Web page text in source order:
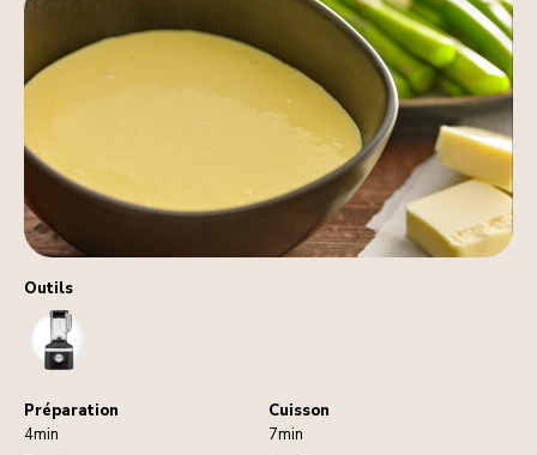
Outils
Blender
Préparation
4min
Cuisson
7min